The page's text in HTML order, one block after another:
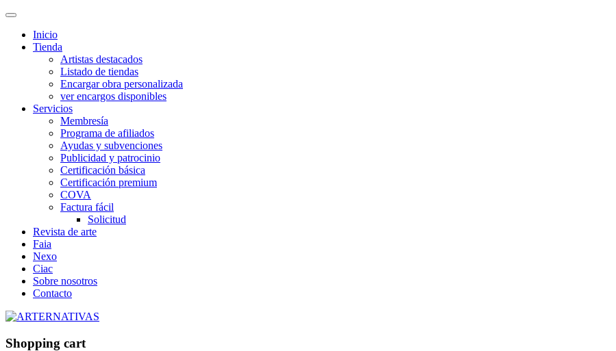
Inicio
Tienda
Artistas destacados
Listado de tiendas
Encargar obra personalizada
ver encargos disponibles
Servicios
Membresía
Programa de afiliados
Ayudas y subvenciones
Publicidad y patrocinio
Certificación básica
Certificación premium
COVA
Factura fácil
Solicitud
Revista de arte
Faia
Nexo
Ciac
Sobre nosotros
Contacto
Shopping cart